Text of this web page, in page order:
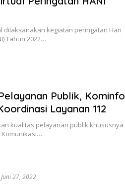
dilaksanakan kegiatan peringatan Hari
Tahun 2022…
Publik, Kominfo
Layanan 112
kualitas pelayanan publik khususnya
Komunikasi…
Juni 27, 2022